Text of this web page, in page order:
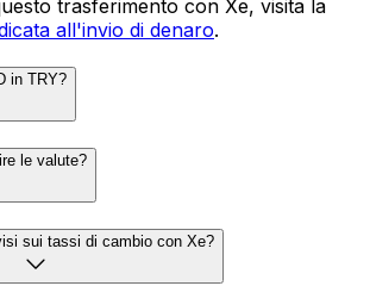
trasferimento con Xe, visita la
all'invio di denaro.
in TRY?
le valute?
sui tassi di cambio con Xe?